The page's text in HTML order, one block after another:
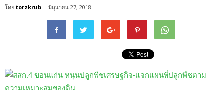
โดย torzkrub - มิถุนายน 27, 2018